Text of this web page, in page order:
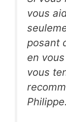
vous
posant
en
vous
Philippe.